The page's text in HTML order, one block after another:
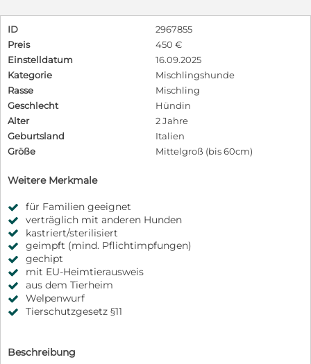
ID
2967855
Preis
450 €
Einstelldatum
16.09.2025
Kategorie
Mischlingshunde
Rasse
Mischling
Geschlecht
Hündin
Alter
2 Jahre
Geburtsland
Italien
Größe
Mittelgroß (bis 60cm)
Weitere Merkmale
für Familien geeignet
verträglich mit anderen Hunden
kastriert/sterilisiert
geimpft (mind. Pflichtimpfungen)
gechipt
mit EU-Heimtierausweis
aus dem Tierheim
Welpenwurf
Tierschutzgesetz §11
Beschreibung